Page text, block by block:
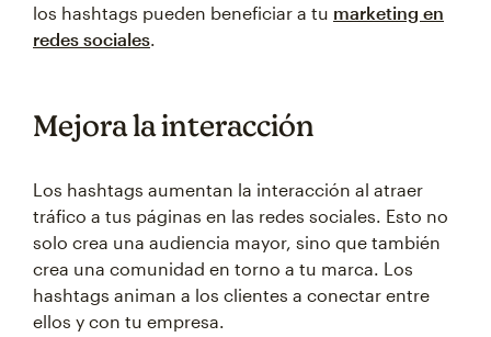
los hashtags pueden beneficiar a tu marketing en
redes sociales
Mejora la interacción
Los hashtags aumentan la interacción al atraer
tráfico a tus páginas en las redes sociales. Esto no
solo crea una audiencia mayor, sino que también
crea una comunidad en torno a tu marca. Los
hashtags animan a los clientes a conectar entre
ellos y con tu empresa.